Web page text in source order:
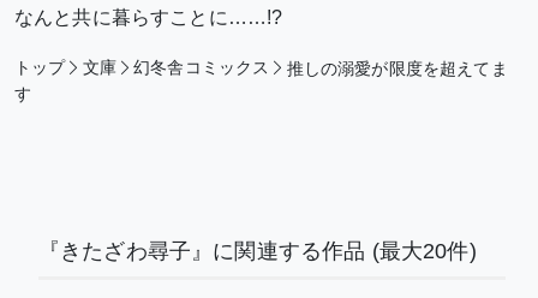
なんと共に暮らすことに……!?
トップ 文庫 幻冬舎コミックス
推しの溺愛が限度を超えてま
す
『きたざわ尋子』に関連する作品 (最大20件)